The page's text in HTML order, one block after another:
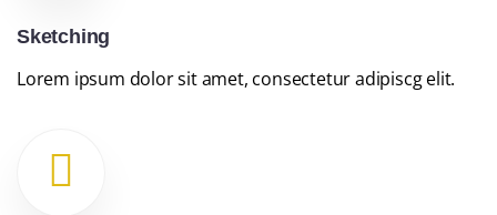
Sketching
Lorem ipsum dolor sit amet, consectetur adipiscg elit.